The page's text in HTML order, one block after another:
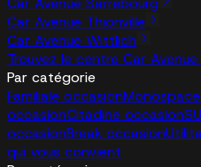
Car Avenue Thionville
Car Avenue Wittlich
Trouvez le centre Car
Par catégorie
Familiale occasion
occasionCitadine occasion
occasionBreak occasion
qui vous convient